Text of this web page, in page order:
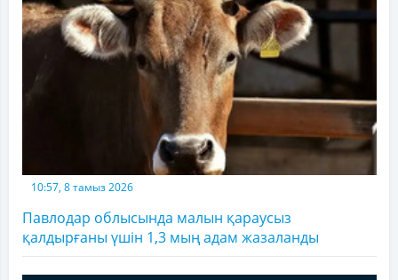
10:57, 8 тамыз 2026
Павлодар облысында малын қараусыз
қалдырғаны үшін 1,3 мың адам жазаланды